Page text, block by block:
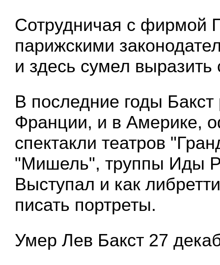
Сотрудничая с фирмой
парижскими
и здесь сумел
В последние годы
Франции, и в Америке,
спектакли театров
"Мишель", труппы Иды
Выступал и как
писать портреты.
Умер Лев Бакст 27